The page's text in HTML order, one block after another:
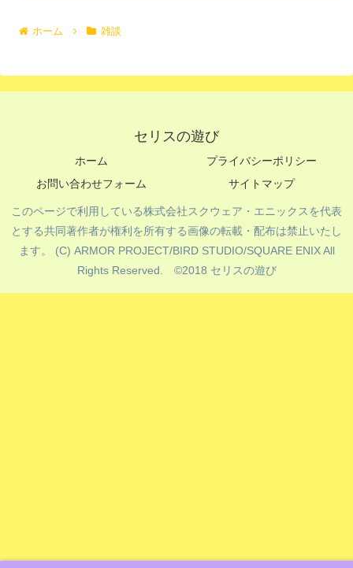
ホーム 雑談
セリスの遊び
ホーム
プライバシーポリシー
お問い合わせフォーム
サイトマップ
このページで利用している株式会社スクウェア・エニックスを代表
とする共同著作者が権利を所有する画像の転載・配布は禁止いたし
ます。 (C) ARMOR PROJECT/BIRD STUDIO/SQUARE ENIX All
Rights Reserved. ©️2018 セリスの遊び